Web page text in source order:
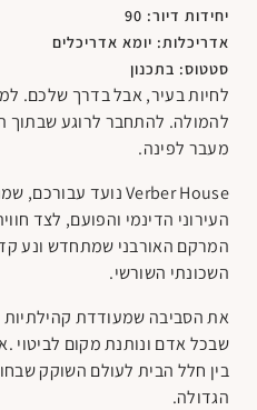
יחידות דיור: 90
אדריכלות: יומא אדריכלים
סטטוס: בתכנון
‬מעבר‭ ‬לפינה‭. ‬
‬השכונתי‭ ‬השורשי‭. ‬
‬הגדולה‭. ‬